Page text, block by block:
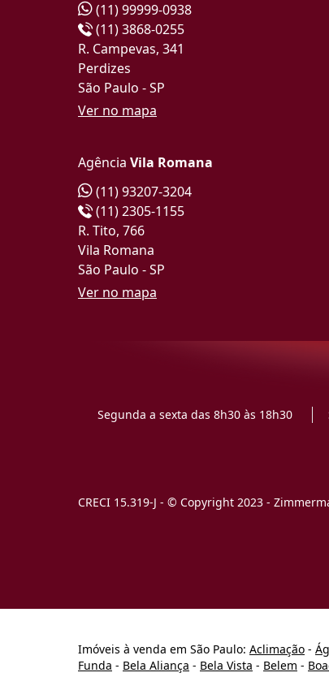
(11) 99999-0938
(11) 3868-0255
R. Campevas, 341
Perdizes
São Paulo - SP
Ver no mapa
Agência Vila Romana
(11) 93207-3204
(11) 2305-1155
R. Tito, 766
Vila Romana
São Paulo - SP
Ver no mapa
Segunda a sexta das 8h30 às 18h30
CRECI 15.319-J - © Copyright 2023 -
Imóveis à venda em São Paulo: Aclimação -
Funda - Bela Aliança - Bela Vista - Belem -